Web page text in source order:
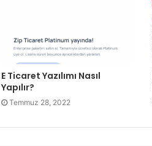
E Ticaret Yazılımı Nasıl
Yapılır?
Temmuz 28, 2022